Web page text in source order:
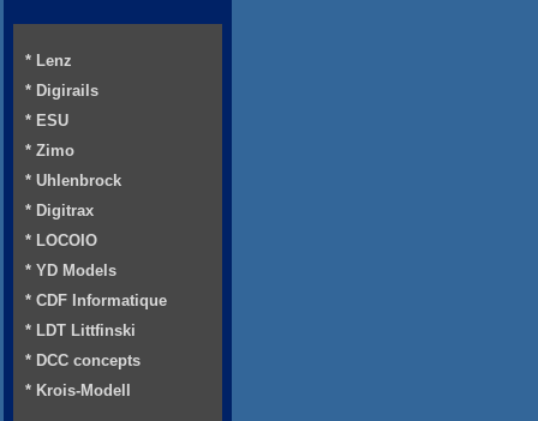
* Lenz
* Digirails
* ESU
* Zimo
* Uhlenbrock
* Digitrax
* LOCOIO
* YD Models
* CDF Informatique
* LDT Littfinski
* DCC concepts
* Krois-Modell